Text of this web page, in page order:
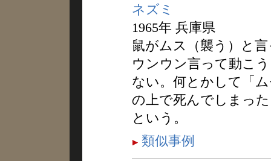
ネズミ
1965年 兵庫県
鼠がムス（襲う）と
ウンウン言って動こ
ない。何とかして「
の上で死んでしまっ
という。
類似事例